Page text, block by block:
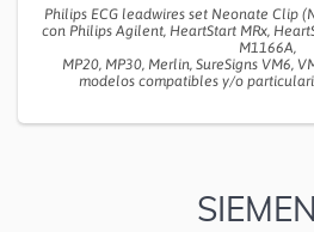
Philips ECG leadwires set Neonate Clip
con Philips Agilent, HeartStart MRx,
M1166A,
MP20, MP30, Merlin, SureSigns VM6,
modelos compatibles y/o